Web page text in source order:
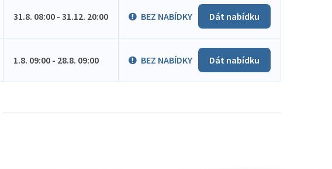
31.8. 08:00 - 31.12. 20:00 BEZ NABÍDKY Dát nabídku
1.8. 09:00 - 28.8. 09:00 BEZ NABÍDKY Dát nabídku